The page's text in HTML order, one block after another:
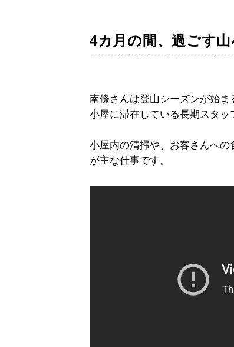
4カ月の間、過ごす山
南條さんは登山シーズンが始ま
小屋に滞在している長期スタッ
小屋内の清掃や、お客さんへ
が主な仕事です。